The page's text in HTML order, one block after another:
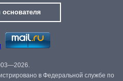
основателя
в Федеральной службе по